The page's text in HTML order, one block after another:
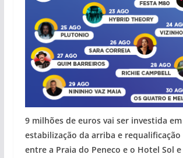
9 milhões de euros vai ser investida
estabilização da arriba e
entre a Praia do Peneco e o Hotel Sol